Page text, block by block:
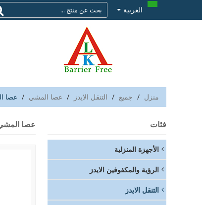
العربية
منزل / جميع / التنقل الايدز / عصا المشي / عصا
فئات
الأجهزة المنزلية
الرؤية والمكفوفين الايدز
التنقل الايدز
عصا